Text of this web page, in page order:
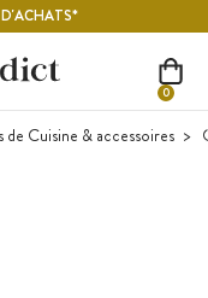
0
de Cuisine & accessoires